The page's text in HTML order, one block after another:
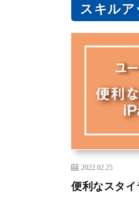
スキルア
2022.02.25
便利なスタ